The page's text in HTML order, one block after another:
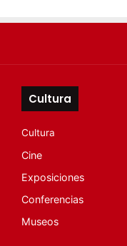
Cultura
Cultura
Cine
Exposiciones
Conferencias
Museos